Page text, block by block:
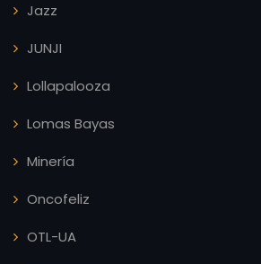
Jazz
JUNJI
Lollapalooza
Lomas Bayas
Minería
Oncofeliz
OTL-UA